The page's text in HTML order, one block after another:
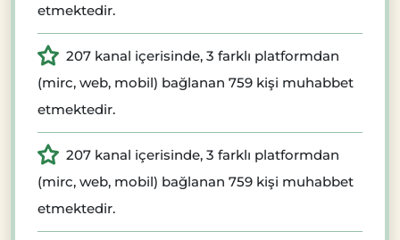
etmektedir.
207 kanal içerisinde, 3 farklı platformdan
(mirc, web, mobil) bağlanan 759 kişi muhabbet
etmektedir.
207 kanal içerisinde, 3 farklı platformdan
(mirc, web, mobil) bağlanan 759 kişi muhabbet
etmektedir.